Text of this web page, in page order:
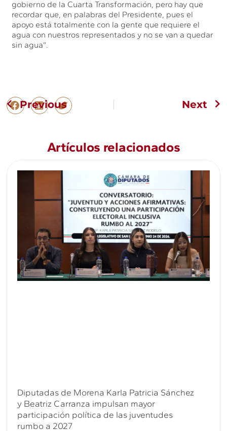
gobierno de la Cuarta Transformación, pero hay que
recordar que, en palabras del Presidente, pues el
apoyo está totalmente con la gente que requiere el
agua con nuestros representados y no se van a quedar
sin agua”.
Previous Next
Artículos relacionados
Diputadas de Morena Karla Patricia Sánchez
y Beatriz Carranza impulsan mayor
participación política de las juventudes
rumbo a 2027